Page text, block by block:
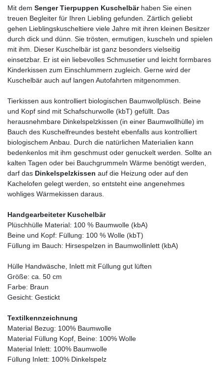
Mit dem Senger Tierpuppen Kuschelbärhaben Sie einen
treuen Begleiter für Ihren Liebling gefunden. Zärtlich geliebt
gehen Lieblingskuscheltiere viele Jahre mit ihren kleinen Besitzer
durch dick und dünn. Sie trösten, ermutigen, kuscheln und spielen
mit ihm. Dieser Kuschelbär ist ganz besonders vielseitig
einsetzbar. Er ist ein liebevolles Schmusetier und leicht formbares
Kinderkissen zum Einschlummern zugleich. Gerne wird der
Kuschelbär auch auf langen Autofahrten mitgenommen.
Tierkissen aus kontrolliert biologischen Baumwollplüsch. Beine
und Kopf sind mit Schafschurwolle (kbT) gefüllt. Das
herausnehmbare Dinkelspelzkissen (in einer Baumwollhülle) im
Bauch des Kuschelfreundes besteht ebenfalls aus kontrolliert
biologischem Anbau. Durch die natürlichen Materialien kann
bedenkenlos mit ihm geschmust oder genuckelt werden. Sollte an
kalten Tagen oder bei Bauchgrummeln Wärme benötigt werden,
darf das Dinkelspelzkissen auf die Heizung oder auf den
Kachelofen gelegt werden, so entsteht eine angenehmes
wohliges Wärmekissen daraus.
Handgearbeiteter Kuschelbär
Plüschhülle Material: 100 % Baumwolle (kbA)
Beine und Kopf: Füllung: 100 % Wolle (kbT)
Füllung im Bauch: Hirsespelzen in Baumwollinlett (kbA)
Hülle Handwäsche, Inlett mit Füllung gut lüften
Größe: ca. 50 cm
Farbe: Braun
Gesicht: Gestickt
Textilkennzeichnung
Material Bezug: 100% Baumwolle
Material Füllung Kopf, Beine: 100% Wolle
Material Inlett: 100% Baumwolle
Füllung Inlett: 100% Dinkelspelz